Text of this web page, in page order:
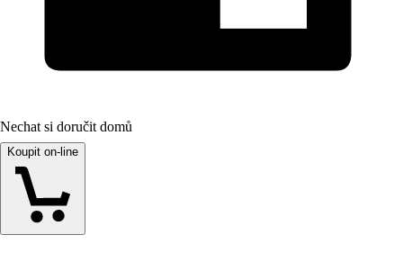
Nechat si doručit domů
Koupit on-line